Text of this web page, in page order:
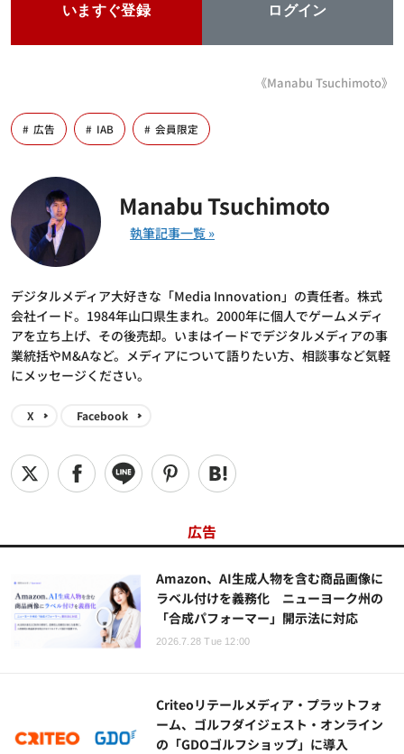
いますぐ登録 ログイン
《Manabu Tsuchimoto》
広告 IAB 会員限定
Manabu Tsuchimoto
デジタルメディア大好きな「Media Innovation」の責任者。株式
会社イード。1984年山口県生まれ。2000年に個人でゲームメディ
アを立ち上げ、その後売却。いまはイードでデジタルメディアの事
業統括やM&Aなど。メディアについて語りたい方、相談事など気軽
にメッセージください。
X Facebook
広告
Amazon、AI生成人物を含む商品画像に
ラベル付けを義務化 ニューヨーク州の
「合成パフォーマー」開示法に対応
2026.7.28 Tue 12:00
Criteoリテールメディア・プラットフォ
ーム、ゴルフダイジェスト・オンライン
の「GDOゴルフショップ」に導入